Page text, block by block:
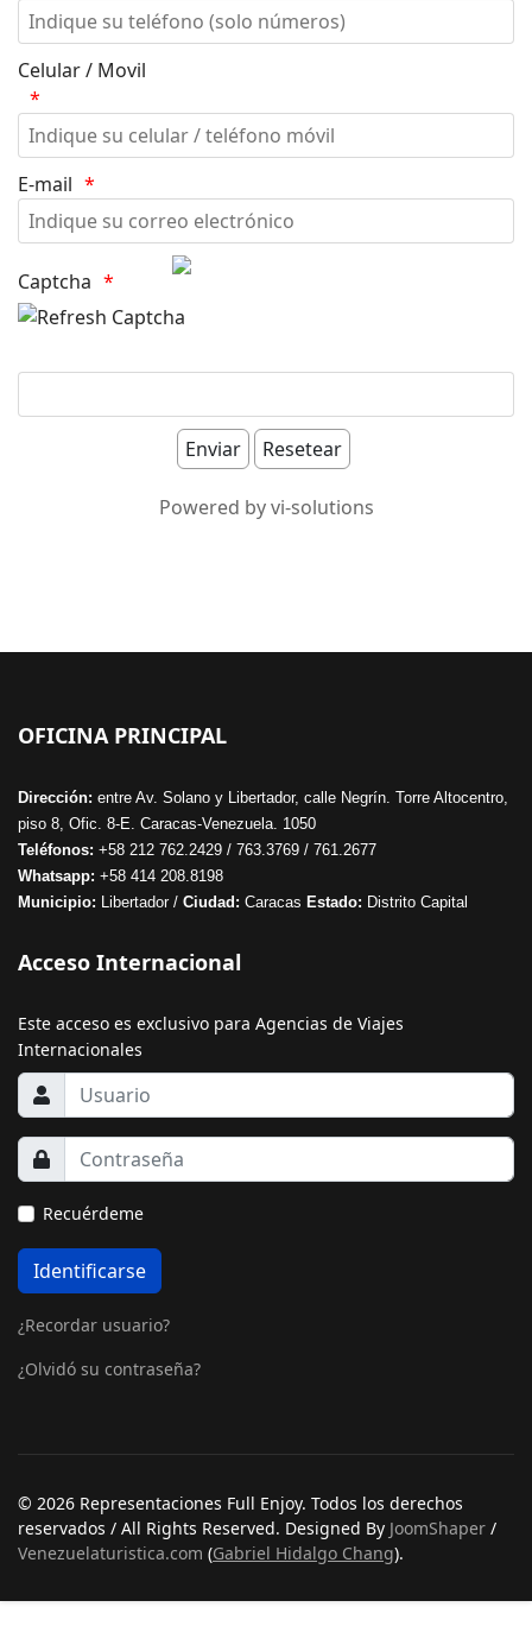
Celular / Movil
E-mail
Captcha
Powered by vi-solutions
OFICINA PRINCIPAL
Dirección: entre Av. Solano y Libertador, calle Negrín. Torre Altocentro,
piso 8, Ofic. 8-E. Caracas-Venezuela. 1050
Teléfonos: +58 212 762.2429 / 763.3769 / 761.2677
Whatsapp: +58 414 208.8198
Municipio: Libertador / Ciudad: Caracas Estado: Distrito Capital
Acceso Internacional
Este acceso es exclusivo para Agencias de Viajes
Internacionales
Recuérdeme
Identificarse
¿Recordar usuario?
¿Olvidó su contraseña?
© 2026 Representaciones Full Enjoy. Todos los derechos
reservados / All Rights Reserved. Designed By JoomShaper /
Venezuelaturistica.com (Gabriel Hidalgo Chang).